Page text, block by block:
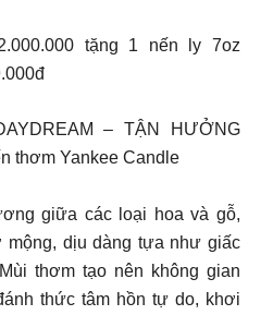
tặng 1 nến ly 7oz
– TẬN HƯỞNG
thơm Yankee Candle
giữa các loại hoa và gỗ,
mộng, dịu dàng tựa như giấc
thơm tạo nên không gian
thức tâm hồn tự do, khơi